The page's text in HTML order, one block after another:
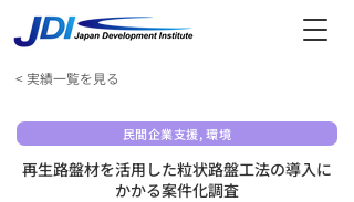
< 実績一覧を見る
民間企業支援, 環境
再生路盤材を活用した粒状路盤工法の導入に
かかる案件化調査